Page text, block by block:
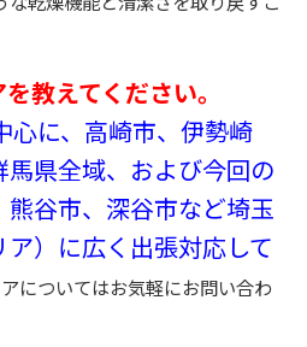
教えてください。
心に、高崎市、伊勢崎
県全域、および今回の
谷市、深谷市など埼玉
）に広く出張対応して
についてはお気軽にお問い合わ